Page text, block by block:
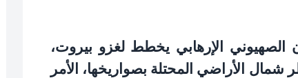
الصهيوني الإرهابي يخطط لغزو بيروت،
الأراضي المحتلة بصواريخها، الأمر